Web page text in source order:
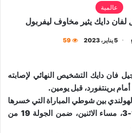
عالمية
لفان دايك يثير مخاوف ليفربول
5 يناير، 2023 59
فان دايك التشخيص النهائي لإصابته
برينتفورد، قبل يومين.
بين شوطي المباراة التي خسرها
ليفربول أمام برينتفورد 1-3، مساء الاثنين، ضمن الجولة 19 من